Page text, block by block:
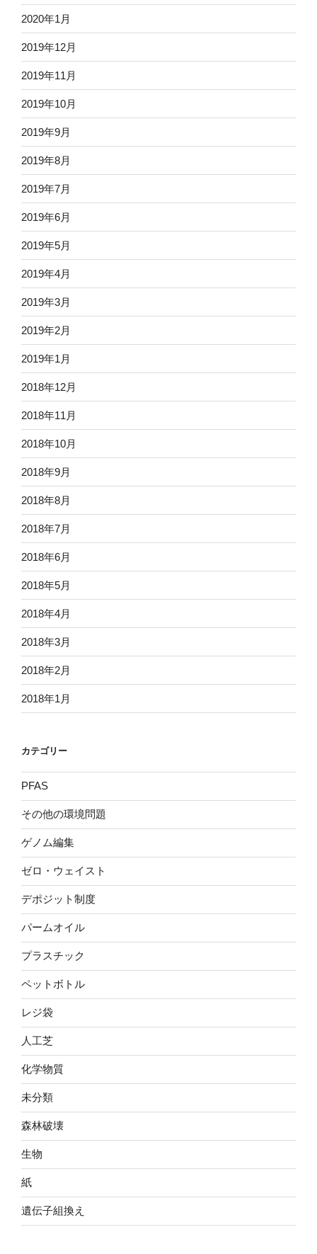
2020年1月
2019年12月
2019年11月
2019年10月
2019年9月
2019年8月
2019年7月
2019年6月
2019年5月
2019年4月
2019年3月
2019年2月
2019年1月
2018年12月
2018年11月
2018年10月
2018年9月
2018年8月
2018年7月
2018年6月
2018年5月
2018年4月
2018年3月
2018年2月
2018年1月
カテゴリー
PFAS
その他の環境問題
ゲノム編集
ゼロ・ウェイスト
デポジット制度
パームオイル
プラスチック
ペットボトル
レジ袋
人工芝
化学物質
未分類
森林破壊
生物
紙
遺伝子組換え